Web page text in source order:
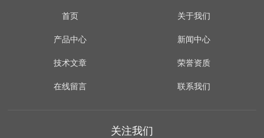
首页 关于我们
产品中心 新闻中心
技术文章 荣誉资质
在线留言 联系我们
关注我们